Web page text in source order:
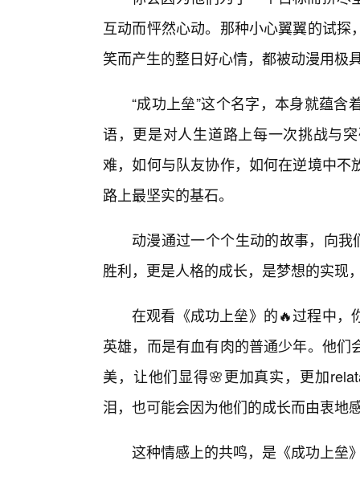
互动而怦然心动。那种小心翼翼的试
笑而产生的整日好心情，都被动漫用极
“成功上垒”这个名字，本身就蕴
语，更是对人生道路上每一次挑战与
难，如何与队友协作，如何在逆境中
路上最坚实的基石。
动漫通过一个个生动的故事，向我
胜利，更是人格的成长，是梦想的实现
在观看《成功上垒》的🔥过程中，
英雄，而是有血有肉的普通少年。他
美，让他们显得🌸更加真实，更加
泪，也可能会因为他们的成长而由衷地
这种情感上的共鸣，是《成功上垒